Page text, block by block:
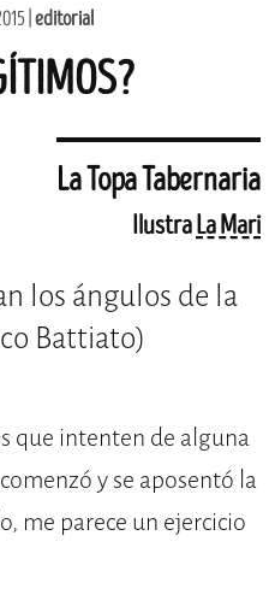
| editorial
La Topa Tabernaria
IlustraLa Mari
los ángulos de la
Battiato)
que intenten de alguna
y se aposentó la
me parece un ejercicio